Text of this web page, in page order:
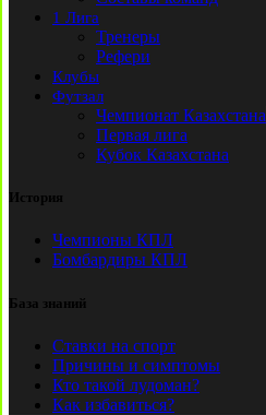
1 Лига
Тренеры
Рефери
Клубы
Футзал
Чемпионат Казахстана
Первая лига
Кубок Казахстана
История
Чемпионы КПЛ
Бомбардиры КПЛ
База знаний
Ставки на спорт
Причины и симптомы
Кто такой лудоман?
Как избавиться?